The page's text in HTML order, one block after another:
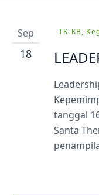
Sep
18
TK-KB,
tanggal
Santa